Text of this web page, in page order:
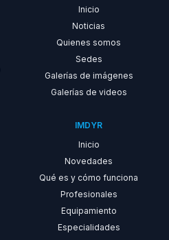
Inicio
Noticias
Quienes somos
Sedes
Galerías de imágenes
Galerías de videos
IMDYR
Inicio
Novedades
Qué es y cómo funciona
Profesionales
Equipamiento
Especialidades